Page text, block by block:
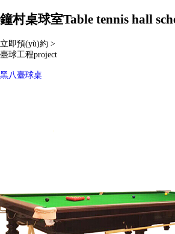
鐘村桌球室Table tennis hall
立即預(yù)約 >
臺球工程project
黑八臺球桌